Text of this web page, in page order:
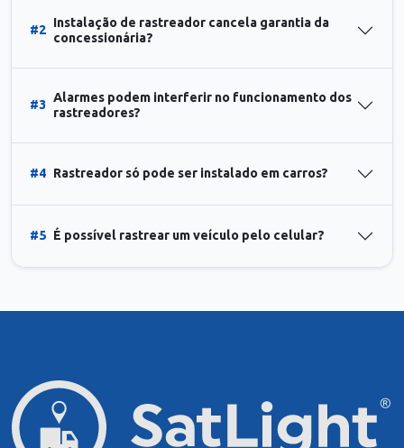
#2
Instalação de rastreador cancela garantia da
concessionária?
#3
Alarmes podem interferir no funcionamento dos
rastreadores?
#4 Rastreador só pode ser instalado em carros?
#5 É possível rastrear um veículo pelo celular?